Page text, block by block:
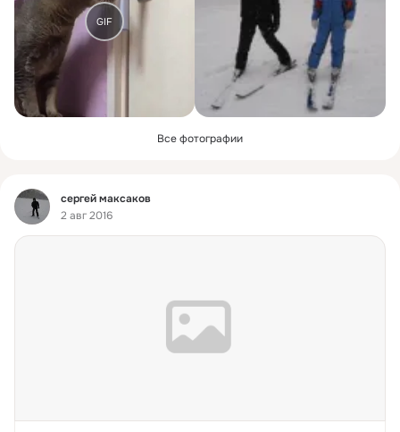
GIF
Все фотографии
Фид
сергей максаков
2 авг 2016